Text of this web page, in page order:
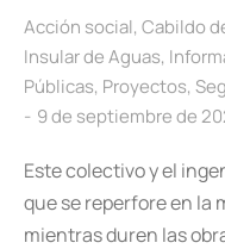
Acción social, Cabildo
Insular de Aguas,
Públicas, Proyectos,
9 de septiembre de
Este colectivo y el
que se reperfore en la
mientras duren las